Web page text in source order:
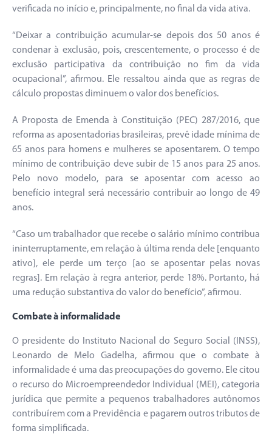
verificada no início e, principalmente, no final da vida ativa.
“Deixar a contribuição acumular-se depois dos 50 anos é
condenar à exclusão, pois, crescentemente, o processo é de
exclusão participativa da contribuição no fim da vida
ocupacional”, afirmou. Ele ressaltou ainda que as regras de
cálculo propostas diminuem o valor dos benefícios.
A Proposta de Emenda à Constituição (PEC) 287/2016, que
reforma as aposentadorias brasileiras, prevê idade mínima de
65 anos para homens e mulheres se aposentarem. O tempo
mínimo de contribuição deve subir de 15 anos para 25 anos.
Pelo novo modelo, para se aposentar com acesso ao
benefício integral será necessário contribuir ao longo de 49
anos.
“Caso um trabalhador que recebe o salário mínimo contribua
ininterruptamente, em relação à última renda dele [enquanto
ativo], ele perde um terço [ao se aposentar pelas novas
regras]. Em relação à regra anterior, perde 18%. Portanto, há
uma redução substantiva do valor do benefício”, afirmou.
Combate à informalidade
O presidente do Instituto Nacional do Seguro Social (INSS),
Leonardo de Melo Gadelha, afirmou que o combate à
informalidade é uma das preocupações do governo. Ele citou
o recurso do Microempreendedor Individual (MEI), categoria
jurídica que permite a pequenos trabalhadores autônomos
contribuírem com a Previdência e pagarem outros tributos de
forma simplificada.